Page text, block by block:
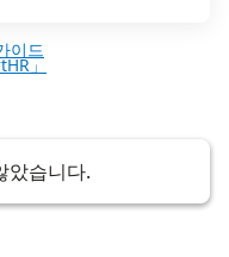
이드
」
았습니다.